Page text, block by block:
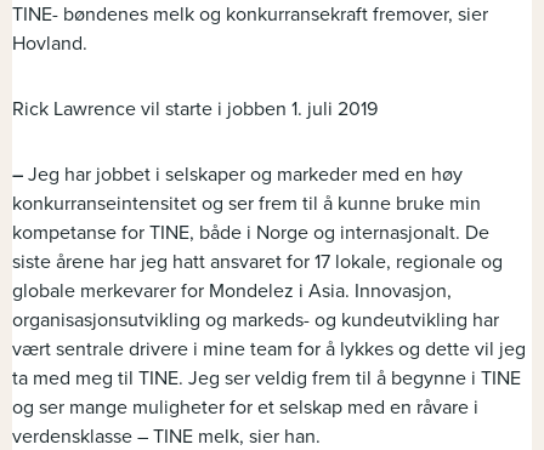
TINE- bøndenes melk og konkurransekraft fremover, sier
Hovland.
Rick Lawrence vil starte i jobben 1. juli 2019
– Jeg har jobbet i selskaper og markeder med en høy
konkurranseintensitet og ser frem til å kunne bruke min
kompetanse for TINE, både i Norge og internasjonalt. De
siste årene har jeg hatt ansvaret for 17 lokale, regionale og
globale merkevarer for Mondelez i Asia. Innovasjon,
organisasjonsutvikling og markeds- og kundeutvikling har
vært sentrale drivere i mine team for å lykkes og dette vil jeg
ta med meg til TINE. Jeg ser veldig frem til å begynne i TINE
og ser mange muligheter for et selskap med en råvare i
verdensklasse – TINE melk, sier han.